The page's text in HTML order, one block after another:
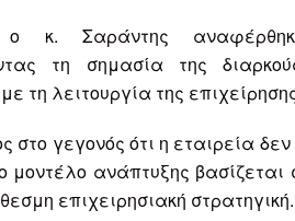
ο κ. Σαράντης
τη σημασία της
τη λειτουργία της
γεγονός ότι η εταιρεία
μοντέλο ανάπτυξης
επιχειρησιακή στρατηγική.